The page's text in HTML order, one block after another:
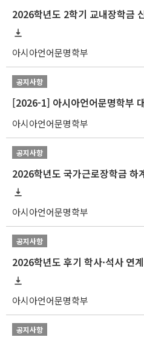
2026학년도 2학기 교내장학금
아시아언어문명학부
공지사항
[2026-1] 아시아언어문명학부
아시아언어문명학부
공지사항
아시아언어문명학부
공지사항
2026학년도 후기 학사·석사 연
아시아언어문명학부
공지사항